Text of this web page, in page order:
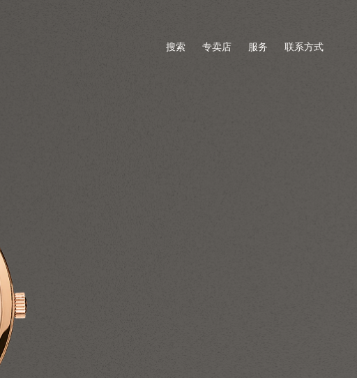
搜索 专卖店 服务 联系方式